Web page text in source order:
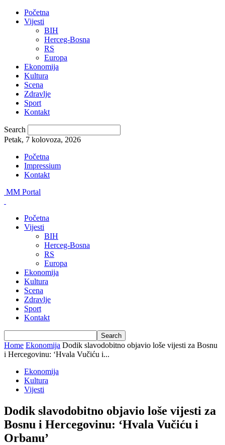
Početna
Vijesti
BIH
Herceg-Bosna
RS
Europa
Ekonomija
Kultura
Scena
Zdravlje
Sport
Kontakt
Search
Petak, 7 kolovoza, 2026
Početna
Impressium
Kontakt
MM Portal
Početna
Vijesti
BIH
Herceg-Bosna
RS
Europa
Ekonomija
Kultura
Scena
Zdravlje
Sport
Kontakt
Home Ekonomija Dodik slavodobitno objavio loše vijesti za Bosnu
i Hercegovinu: ‘Hvala Vučiću i...
Ekonomija
Kultura
Vijesti
Dodik slavodobitno objavio loše vijesti za
Bosnu i Hercegovinu: ‘Hvala Vučiću i
Orbanu’